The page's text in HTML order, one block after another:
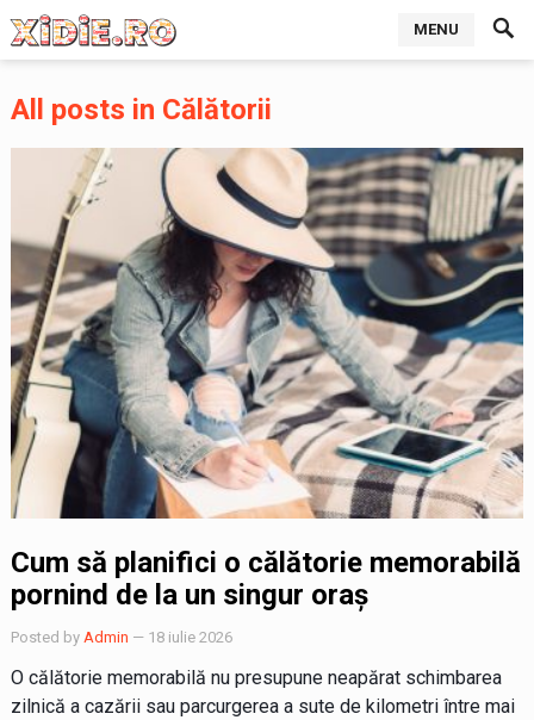
MENU
All posts in Călătorii
Cum să planifici o călătorie memorabilă
pornind de la un singur oraș
Posted by Admin — 18 iulie 2026
O călătorie memorabilă nu presupune neapărat schimbarea
zilnică a cazării sau parcurgerea a sute de kilometri între mai